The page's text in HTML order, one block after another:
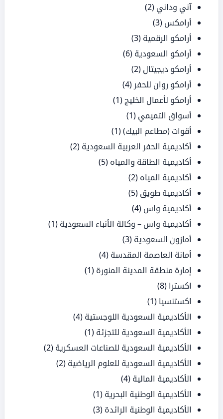
آني وداني (2)
أرامكس (3)
أرامكو الرقمية (3)
أرامكو السعودية (6)
أرامكو ديجيتال (2)
أرامكو روان للحفر (4)
أرامكو لأعمال الخليج (1)
أسواق التميمي (1)
أقوات (مطاعم البيك)(1)
أكاديمية الحفر العربية السعودية (2)
أكاديمية الطاقة والمياه (5)
أكاديمية المياه (2)
أكاديمية طويق (5)
أكاديمية واس (4)
أكاديمية واس – وكالة الأنباء السعودية (1)
أمازون السعودية (3)
أمانة العاصمة المقدسة (4)
إمارة منطقة المدينة المنورة (1)
اكسترا (8)
اكستنسيا (1)
الأكاديمية السعودية اللوجستية (4)
الأكاديمية السعودية للتجزئة (1)
الأكاديمية السعودية للصناعات العسكرية (2)
الأكاديمية السعودية للعلوم الرياضية (2)
الأكاديمية المالية (4)
الأكاديمية الوطنية البحرية (1)
الأكاديمية الوطنية الرائدة (3)